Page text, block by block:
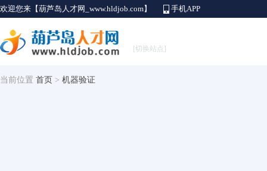
欢迎您来【葫芦岛人才网_www.hldjob.com】 手机APP
[切换站点]
当前位置 首页 > 机器验证